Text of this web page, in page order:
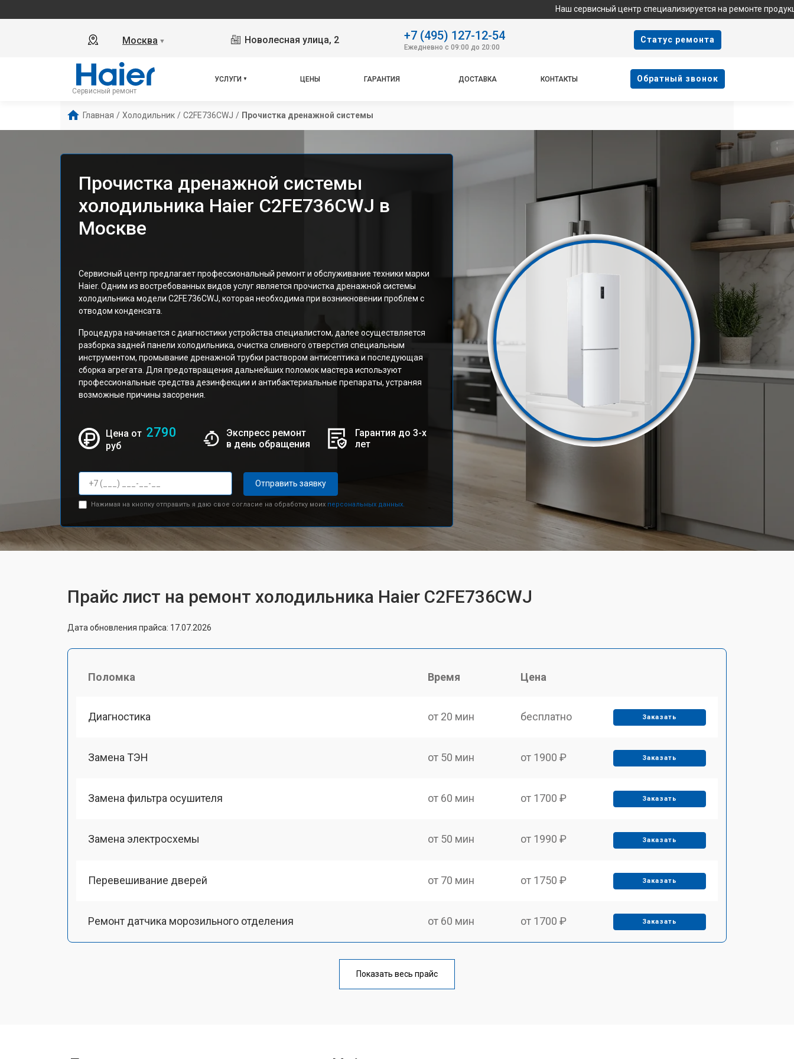
Наш сервисный центр специализируется на ремонте продукции
Москва ▼ Новолесная улица, 2 +7 (495) 127-12-54
Ежедневно с 09:00 до 20:00
Cтатус ремонта
Сервисный ремонт
УСЛУГИ ЦЕНЫ ГАРАНТИЯ ДОСТАВКА КОНТАКТЫ Oбратный звонок
Главная / Холодильник / C2FE736CWJ / Прочистка дренажной системы
Прочистка дренажной системы
холодильника Haier C2FE736CWJ в
Москве
Сервисный центр предлагает профессиональный ремонт и обслуживание техники марки
Haier. Одним из востребованных видов услуг является прочистка дренажной системы
холодильника модели C2FE736CWJ, которая необходима при возникновении проблем с
отводом конденсата.
Процедура начинается с диагностики устройства специалистом, далее осуществляется
разборка задней панели холодильника, очистка сливного отверстия специальным
инструментом, промывание дренажной трубки раствором антисептика и последующая
сборка агрегата. Для предотвращения дальнейших поломок мастера используют
профессиональные средства дезинфекции и антибактериальные препараты, устраняя
возможные причины засорения.
Цена от 2790
руб
Экспресс ремонт
в день обращения
Гарантия до 3-х
лет
Отправить заявку
Нажимая на кнопку отправить я даю свое согласие на обработку моих персональных данных.
Прайс лист на ремонт холодильника Haier C2FE736CWJ
Дата обновления прайса: 17.07.2026
Поломка Время Цена
Диагностика от 20 мин бесплатно Заказать
Замена ТЭН от 50 мин от 1900 ₽ Заказать
Замена фильтра осушителя от 60 мин от 1700 ₽ Заказать
Замена электросхемы от 50 мин от 1990 ₽ Заказать
Перевешивание дверей от 70 мин от 1750 ₽ Заказать
Ремонт датчика морозильного отделения от 60 мин от 1700 ₽ Заказать
от 50 мин
Показать весь прайс